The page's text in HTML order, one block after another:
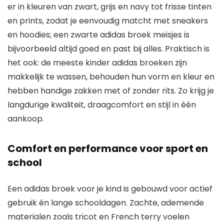
er in kleuren van zwart, grijs en navy tot frisse tinten
en prints, zodat je eenvoudig matcht met sneakers
en hoodies; een zwarte adidas broek meisjes is
bijvoorbeeld altijd goed en past bij alles. Praktisch is
het ook: de meeste kinder adidas broeken zijn
makkelijk te wassen, behouden hun vorm en kleur en
hebben handige zakken met of zonder rits. Zo krijg je
langdurige kwaliteit, draagcomfort en stijl in één
aankoop.
Comfort en performance voor sport en
school
Een adidas broek voor je kind is gebouwd voor actief
gebruik én lange schooldagen. Zachte, ademende
materialen zoals tricot en French terry voelen